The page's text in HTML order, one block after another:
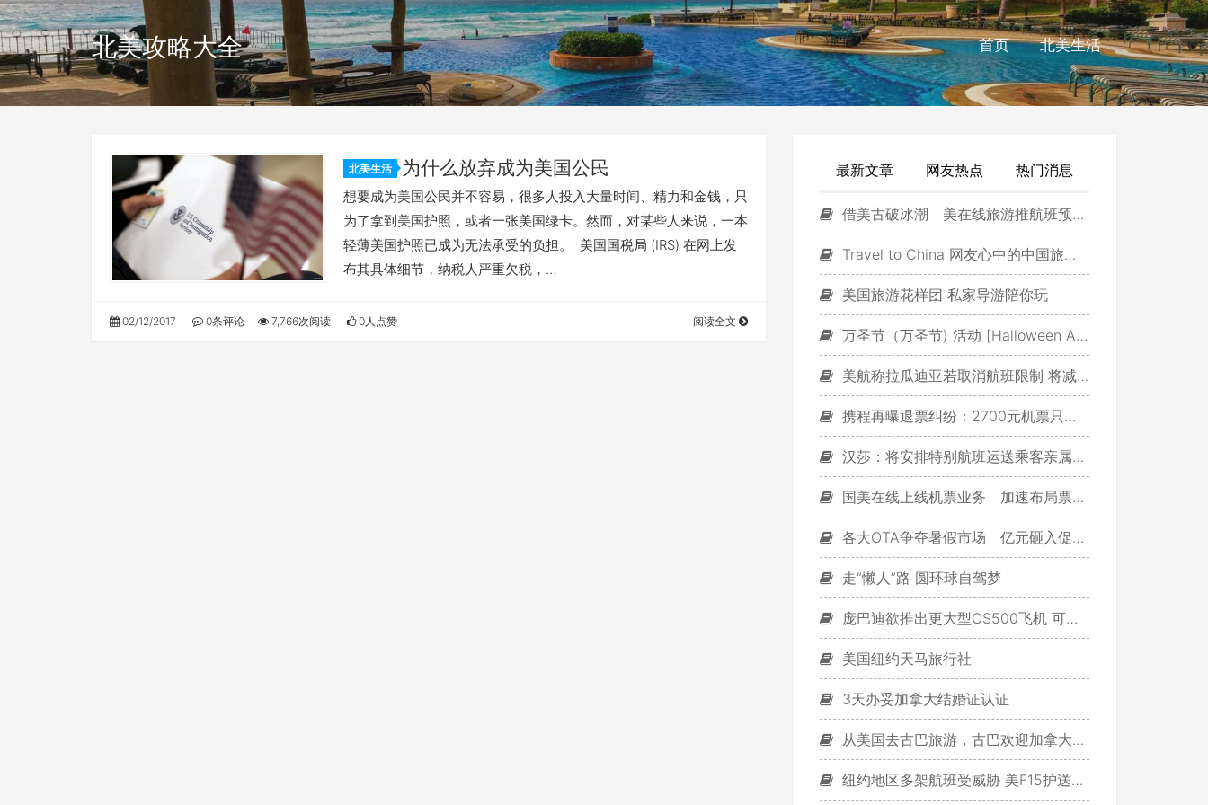
北美攻略大全 首页 北美生活
北美生活 为什么放弃成为美国公民
想要成为美国公民并不容易，很多人投入大量时间、精力和金钱，只
为了拿到美国护照，或者一张美国绿卡。然而，对某些人来说，一本
轻薄美国护照已成为无法承受的负担。 美国国税局 (IRS) 在网上发
布其具体细节，纳税人严重欠税，…
02/12/2017 0条评论 7,766次阅读 0人点赞 阅读全文
最新文章 网友热点 热门消息
借美古破冰潮 美在线旅游推航班预定服务
Travel to China 网友心中的中国旅游景点排行
美国旅游花样团 私家导游陪你玩
万圣节（万圣节) 活动 [Halloween Activities]
美航称拉瓜迪亚若取消航班限制 将减短途航线
携程再曝退票纠纷：2700元机票只退100元
汉莎：将安排特别航班运送乘客亲属前往马赛
国美在线上线机票业务 加速布局票务业务
各大OTA争夺暑假市场 亿元砸入促销大战
走“懒人”路 圆环球自驾梦
庞巴迪欲推出更大型CS500飞机 可搭载180人
美国纽约天马旅行社
3天办妥加拿大结婚证认证
从美国去古巴旅游，古巴欢迎加拿大游客
纽约地区多架航班受威胁 美F15护送法航客机